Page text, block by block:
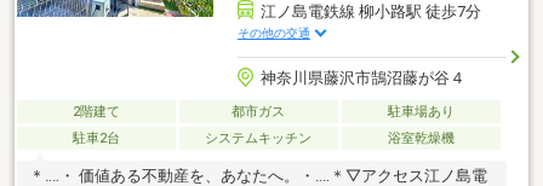
江ノ島電鉄線 柳小路駅 徒歩7分
その他の交通
神奈川県藤沢市鵠沼藤が谷４
2階建て 都市ガス
駐車場あり
駐車2台
システムキッチン 浴室乾燥機
＊‥‥・ 価値ある不動産を、あなたへ。・‥‥＊▽アクセス江ノ島電